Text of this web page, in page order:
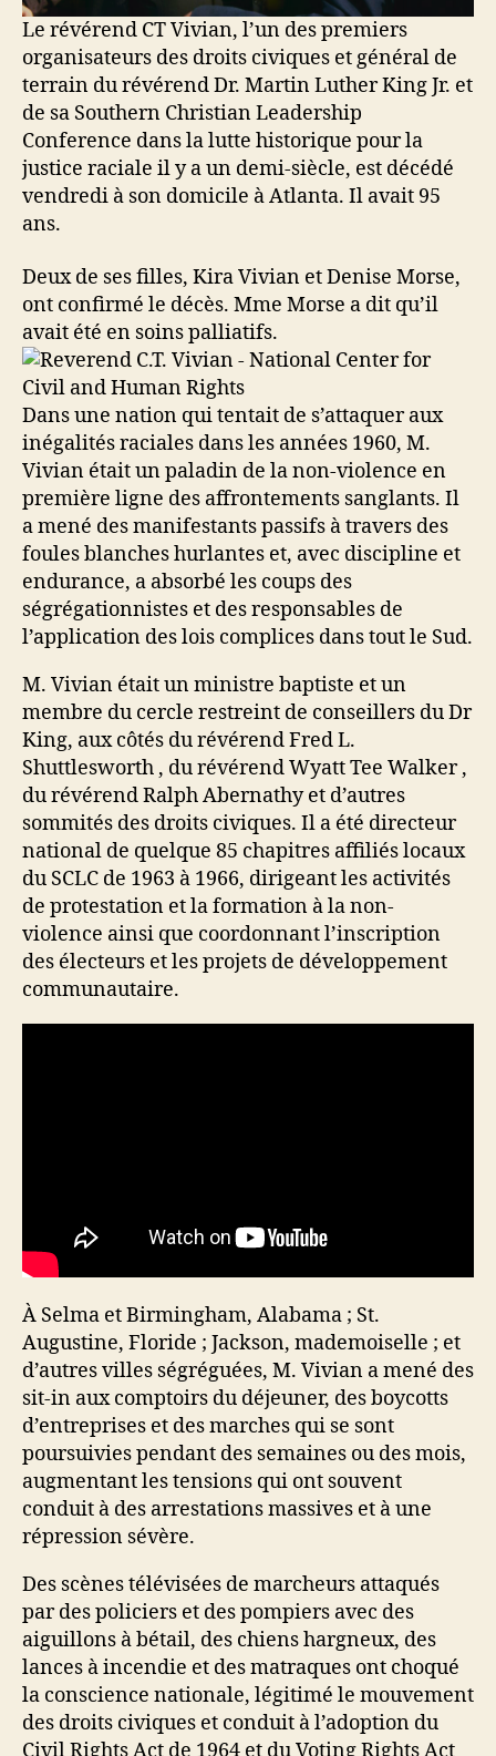
Le révérend CT Vivian, l’un des premiers
organisateurs des droits civiques et général de
terrain du révérend Dr. Martin Luther King Jr. et
de sa Southern Christian Leadership
Conference dans la lutte historique pour la
justice raciale il y a un demi-siècle, est décédé
vendredi à son domicile à Atlanta. Il avait 95
ans.
Deux de ses filles, Kira Vivian et Denise Morse,
ont confirmé le décès. Mme Morse a dit qu’il
avait été en soins palliatifs.
Dans une nation qui tentait de s’attaquer aux
inégalités raciales dans les années 1960, M.
Vivian était un paladin de la non-violence en
première ligne des affrontements sanglants. Il
a mené des manifestants passifs à travers des
foules blanches hurlantes et, avec discipline et
endurance, a absorbé les coups des
ségrégationnistes et des responsables de
l’application des lois complices dans tout le Sud.
M. Vivian était un ministre baptiste et un
membre du cercle restreint de conseillers du Dr
King, aux côtés du révérend Fred L.
Shuttlesworth , du révérend Wyatt Tee Walker ,
du révérend Ralph Abernathy et d’autres
sommités des droits civiques. Il a été directeur
national de quelque 85 chapitres affiliés locaux
du SCLC de 1963 à 1966, dirigeant les activités
de protestation et la formation à la non-
violence ainsi que coordonnant l’inscription
des électeurs et les projets de développement
communautaire.
À Selma et Birmingham, Alabama ; St.
Augustine, Floride ; Jackson, mademoiselle ; et
d’autres villes ségréguées, M. Vivian a mené des
sit-in aux comptoirs du déjeuner, des boycotts
d’entreprises et des marches qui se sont
poursuivies pendant des semaines ou des mois,
augmentant les tensions qui ont souvent
conduit à des arrestations massives et à une
répression sévère.
Des scènes télévisées de marcheurs attaqués
par des policiers et des pompiers avec des
aiguillons à bétail, des chiens hargneux, des
lances à incendie et des matraques ont choqué
la conscience nationale, légitimé le mouvement
des droits civiques et conduit à l’adoption du